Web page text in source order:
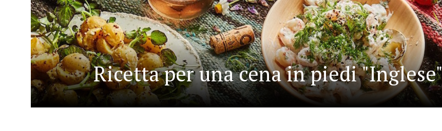
Ricetta per una cena in piedi "Inglese"